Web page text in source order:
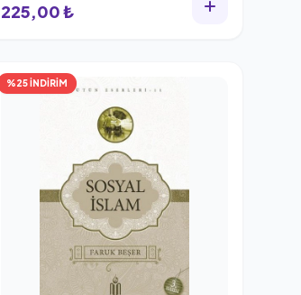
225,00 ₺
%25 İNDİRİM